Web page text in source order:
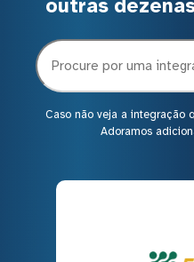
outras
Caso não veja a integração
Adoramos